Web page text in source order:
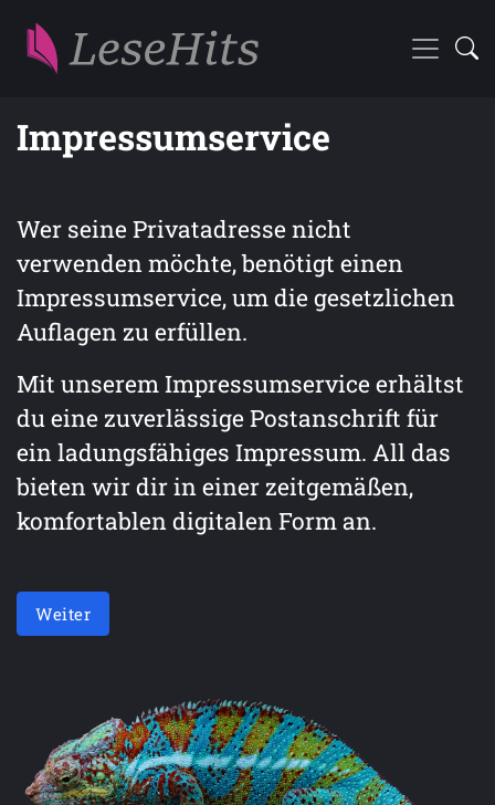
Impressumservice
Wer seine Privatadresse nicht
verwenden möchte, benötigt einen
Impressumservice, um die gesetzlichen
Auflagen zu erfüllen.
Mit unserem Impressumservice erhältst
du eine zuverlässige Postanschrift für
ein ladungsfähiges Impressum. All das
bieten wir dir in einer zeitgemäßen,
komfortablen digitalen Form an.
Weiter